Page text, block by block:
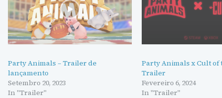
Party Animals – Trailer de
lançamento
Setembro 20, 2023
In "Trailer"
Party Animals x Cult of
Trailer
Fevereiro 6, 2024
In "Trailer"